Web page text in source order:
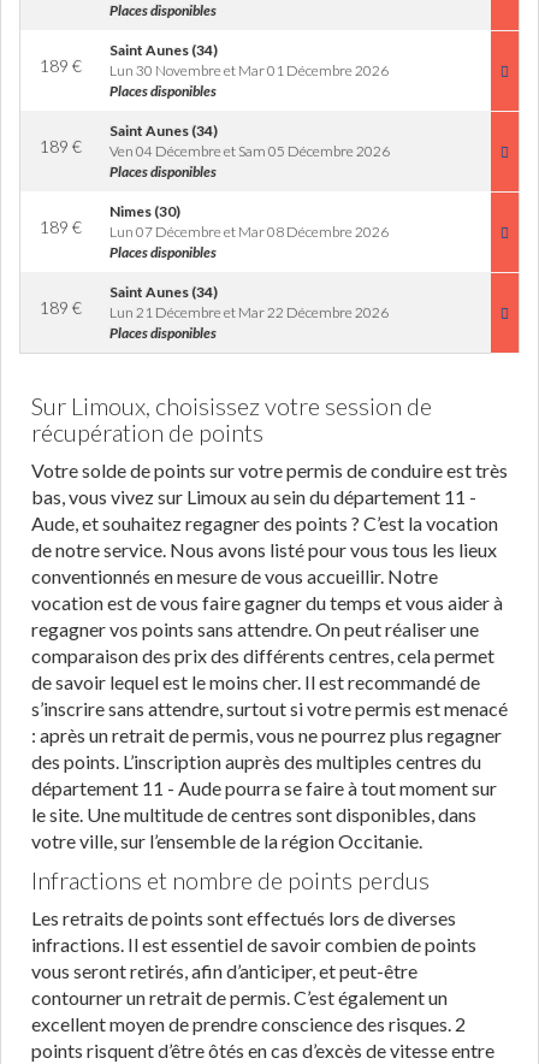
Places disponibles
189 €
Saint Aunes (34)
Lun 30 Novembre et Mar 01 Décembre 2026
Places disponibles
189 €
Saint Aunes (34)
Ven 04 Décembre et Sam 05 Décembre 2026
Places disponibles
189 €
Nimes (30)
Lun 07 Décembre et Mar 08 Décembre 2026
Places disponibles
189 €
Saint Aunes (34)
Lun 21 Décembre et Mar 22 Décembre 2026
Places disponibles
Sur Limoux, choisissez votre session de
récupération de points
Votre solde de points sur votre permis de conduire est très
bas, vous vivez sur Limoux au sein du département 11 -
Aude, et souhaitez regagner des points ? C’est la vocation
de notre service. Nous avons listé pour vous tous les lieux
conventionnés en mesure de vous accueillir. Notre
vocation est de vous faire gagner du temps et vous aider à
regagner vos points sans attendre. On peut réaliser une
comparaison des prix des différents centres, cela permet
de savoir lequel est le moins cher. Il est recommandé de
s’inscrire sans attendre, surtout si votre permis est menacé
: après un retrait de permis, vous ne pourrez plus regagner
des points. L’inscription auprès des multiples centres du
département 11 - Aude pourra se faire à tout moment sur
le site. Une multitude de centres sont disponibles, dans
votre ville, sur l’ensemble de la région Occitanie.
Infractions et nombre de points perdus
Les retraits de points sont effectués lors de diverses
infractions. Il est essentiel de savoir combien de points
vous seront retirés, afin d’anticiper, et peut-être
contourner un retrait de permis. C’est également un
excellent moyen de prendre conscience des risques. 2
points risquent d’être ôtés en cas d’excès de vitesse entre